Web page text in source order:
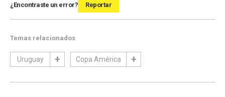
¿Encontraste un error? Reportar
Temas relacionados
Uruguay Copa América